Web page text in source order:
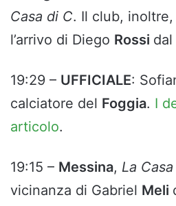
Casa di C. Il club,
l’arrivo di Diego Rossi dal
19:29 – UFFICIALE:
calciatore del Foggia. I
articolo.
19:15 – Messina, La
vicinanza di Gabriel Meli